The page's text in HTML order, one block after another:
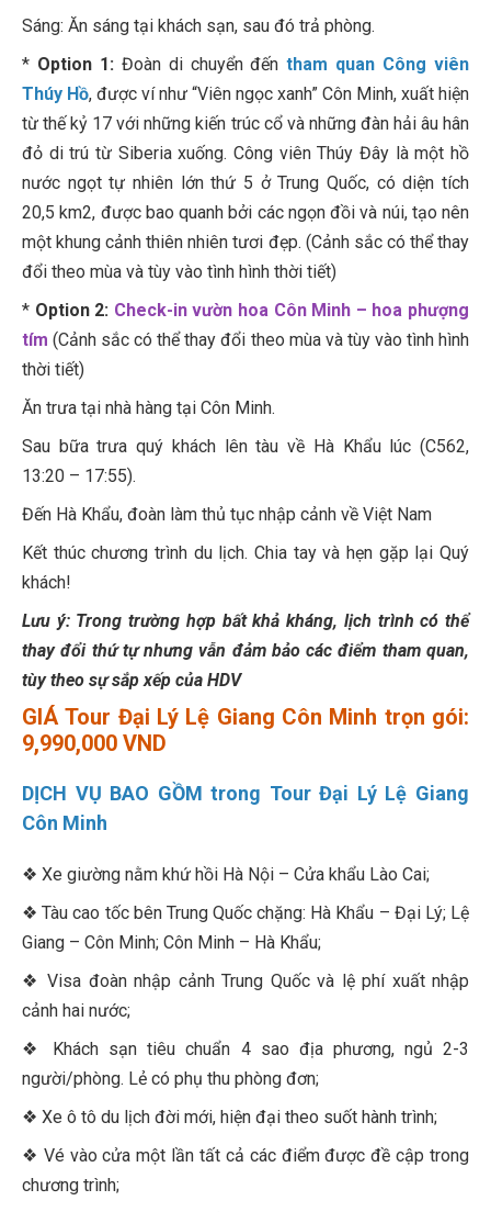
Sáng: Ăn sáng tại khách sạn, sau đó trả phòng.
* Option 1: Đoàn di chuyển đếntham quan Công viên
Thúy Hồ, được ví như “Viên ngọc xanh” Côn Minh, xuất hiện
từ thế kỷ 17 với những kiến trúc cổ và những đàn hải âu hân
đỏ di trú từ Siberia xuống. Công viên Thúy Đây là một hồ
nước ngọt tự nhiên lớn thứ 5 ở Trung Quốc, có diện tích
20,5 km2, được bao quanh bởi các ngọn đồi và núi, tạo nên
một khung cảnh thiên nhiên tươi đẹp. (Cảnh sắc có thể thay
đổi theo mùa và tùy vào tình hình thời tiết)
* Option 2: Check-in vườn hoa Côn Minh – hoa phượng
tím (Cảnh sắc có thể thay đổi theo mùa và tùy vào tình hình
thời tiết)
Ăn trưa tại nhà hàng tại Côn Minh.
Sau bữa trưa quý khách lên tàu về Hà Khẩu lúc (C562,
13:20 – 17:55).
Đến Hà Khẩu, đoàn làm thủ tục nhập cảnh về Việt Nam
Kết thúc chương trình du lịch. Chia tay và hẹn gặp lại Quý
khách!
Lưu ý: Trong trường hợp bất khả kháng, lịch trình có thể
thay đổi thứ tự nhưng vẫn đảm bảo các điểm tham quan,
tùy theo sự sắp xếp của HDV
GIÁ Tour Đại Lý Lệ Giang Côn Minh trọn gói:
9,990,000 VND
DỊCH VỤ BAO GỒM trong Tour Đại Lý Lệ Giang
Côn Minh
❖ Xe giường nằm khứ hồi Hà Nội – Cửa khẩu Lào Cai;
❖ Tàu cao tốc bên Trung Quốc chặng: Hà Khẩu – Đại Lý; Lệ
Giang – Côn Minh; Côn Minh – Hà Khẩu;
❖ Visa đoàn nhập cảnh Trung Quốc và lệ phí xuất nhập
cảnh hai nước;
❖ Khách sạn tiêu chuẩn 4 sao địa phương, ngủ 2-3
người/phòng. Lẻ có phụ thu phòng đơn;
❖ Xe ô tô du lịch đời mới, hiện đại theo suốt hành trình;
❖ Vé vào cửa một lần tất cả các điểm được đề cập trong
chương trình;